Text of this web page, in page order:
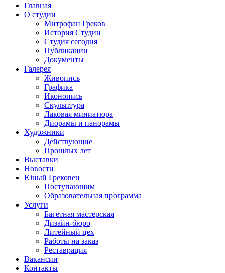
Главная
О студии
Митрофан Греков
История Студии
Студия сегодня
Публикации
Документы
Галерея
Живопись
Графика
Иконопись
Скульптура
Лаковая миниатюра
Диорамы и панорамы
Художники
Действующие
Прошлых лет
Выставки
Новости
Юный Грековец
Поступающим
Образовательная программа
Услуги
Багетная мастерская
Дизайн-бюро
Литейный цех
Работы на заказ
Реставрация
Вакансии
Контакты